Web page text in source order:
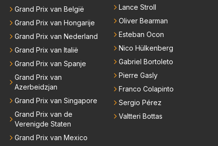
Grand Prix van België
Grand Prix van Hongarije
Grand Prix van Nederland
Grand Prix van Italië
Grand Prix van Spanje
Grand Prix van
Azerbeidzjan
Grand Prix van Singapore
Grand Prix van de
Verenigde Staten
Grand Prix van Mexico
Lance Stroll
Oliver Bearman
Esteban Ocon
Nico Hülkenberg
Gabriel Bortoleto
Pierre Gasly
Franco Colapinto
Sergio Pérez
Valtteri Bottas